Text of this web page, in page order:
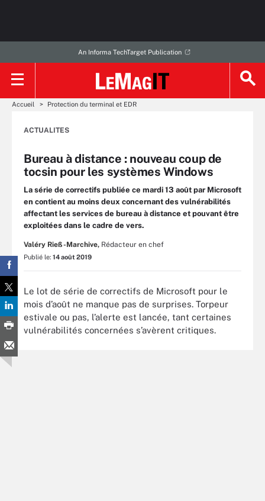
An Informa TechTarget Publication
Accueil Protection du terminal et EDR
ACTUALITES
Bureau à distance : nouveau coup de
tocsin pour les systèmes Windows
La série de correctifs publiée ce mardi 13 août par Microsoft
en contient au moins deux concernant des vulnérabilités
affectant les services de bureau à distance et pouvant être
exploitées dans le cadre de vers.
Valéry Rieß-Marchive, Rédacteur en chef
Publié le: 14 août 2019
Le lot de série de correctifs de Microsoft pour le
mois d’août ne manque pas de surprises. Torpeur
estivale ou pas, l’alerte est lancée, tant certaines
vulnérabilités concernées s’avèrent critiques.